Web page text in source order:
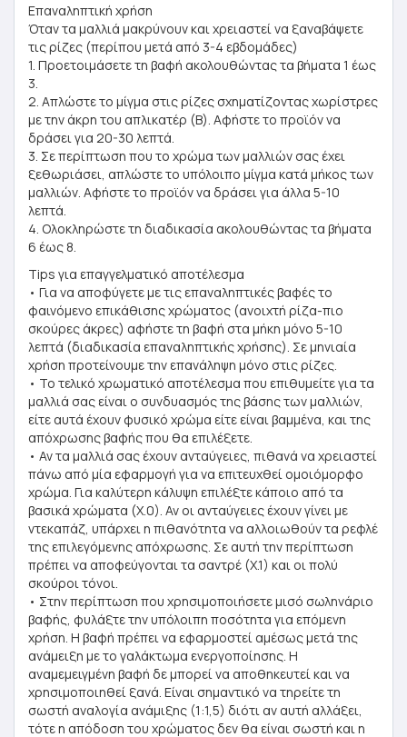
Επαναληπτική χρήση
Όταν τα μαλλιά μακρύνουν και χρειαστεί να ξαναβάψετε
τις ρίζες (περίπου μετά από 3-4 εβδομάδες)
1. Προετοιμάσετε τη βαφή ακολουθώντας τα βήματα 1 έως
3.
2. Απλώστε το μίγμα στις ρίζες σχηματίζοντας χωρίστρες
με την άκρη του απλικατέρ (Β). Αφήστε το προϊόν να
δράσει για 20-30 λεπτά.
3. Σε περίπτωση που το χρώμα των μαλλιών σας έχει
ξεθωριάσει, απλώστε το υπόλοιπο μίγμα κατά μήκος των
μαλλιών. Αφήστε το προϊόν να δράσει για άλλα 5-10
λεπτά.
4. Ολοκληρώστε τη διαδικασία ακολουθώντας τα βήματα
6 έως 8.
Tips για επαγγελματικό αποτέλεσμα
• Για να αποφύγετε με τις επαναληπτικές βαφές το
φαινόμενο επικάθισης χρώματος (ανοιχτή ρίζα-πιο
σκούρες άκρες) αφήστε τη βαφή στα μήκη μόνο 5-10
λεπτά (διαδικασία επαναληπτικής χρήσης). Σε μηνιαία
χρήση προτείνουμε την επανάληψη μόνο στις ρίζες.
• Το τελικό χρωματικό αποτέλεσμα που επιθυμείτε για τα
μαλλιά σας είναι ο συνδυασμός της βάσης των μαλλιών,
είτε αυτά έχουν φυσικό χρώμα είτε είναι βαμμένα, και της
απόχρωσης βαφής που θα επιλέξετε.
• Αν τα μαλλιά σας έχουν ανταύγειες, πιθανά να χρειαστεί
πάνω από μία εφαρμογή για να επιτευχθεί ομοιόμορφο
χρώμα. Για καλύτερη κάλυψη επιλέξτε κάποιο από τα
βασικά χρώματα (Χ.0). Αν οι ανταύγειες έχουν γίνει με
ντεκαπάζ, υπάρχει η πιθανότητα να αλλοιωθούν τα ρεφλέ
της επιλεγόμενης απόχρωσης. Σε αυτή την περίπτωση
πρέπει να αποφεύγονται τα σαντρέ (Χ.1) και οι πολύ
σκούροι τόνοι.
• Στην περίπτωση που χρησιμοποιήσετε μισό σωληνάριο
βαφής, φυλάξτε την υπόλοιπη ποσότητα για επόμενη
χρήση. Η βαφή πρέπει να εφαρμοστεί αμέσως μετά της
ανάμειξη με το γαλάκτωμα ενεργοποίησης. Η
αναμεμειγμένη βαφή δε μπορεί να αποθηκευτεί και να
χρησιμοποιηθεί ξανά. Είναι σημαντικό να τηρείτε τη
σωστή αναλογία ανάμιξης (1:1,5) διότι αν αυτή αλλάξει,
τότε η απόδοση του χρώματος δεν θα είναι σωστή και η